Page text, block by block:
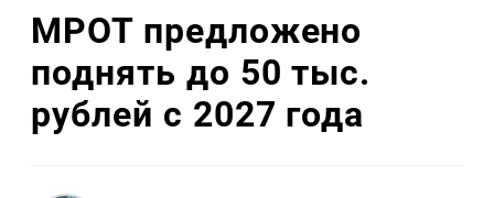
МРОТ предложено
поднять до 50 тыс.
рублей с 2027 года